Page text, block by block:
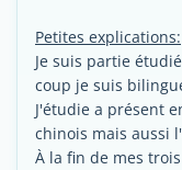
Petites explications:
Je suis partie
coup je suis
J'étudie a présent
chinois mais aussi
À la fin de mes